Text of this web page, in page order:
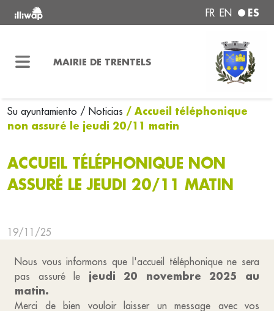
FR EN ES
MAIRIE DE TRENTELS
Su ayuntamiento / Noticias / Accueil téléphonique
non assuré le jeudi 20/11 matin
ACCUEIL TÉLÉPHONIQUE NON
ASSURÉ LE JEUDI 20/11 MATIN
19/11/25
Nous vous informons que l'accueil téléphonique ne sera
pas assuré le jeudi 20 novembre 2025 au
matin.
Merci de bien vouloir laisser un message avec vos